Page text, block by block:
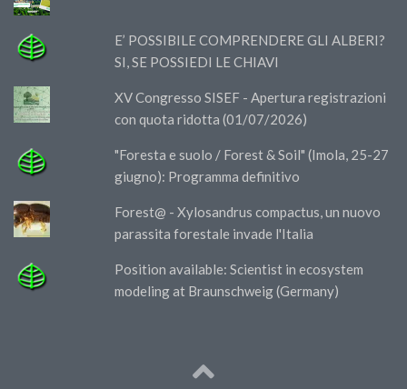
E’ POSSIBILE COMPRENDERE GLI ALBERI?
SI, SE POSSIEDI LE CHIAVI
XV Congresso SISEF - Apertura registrazioni
con quota ridotta (01/07/2026)
"Foresta e suolo / Forest & Soil" (Imola, 25-27
giugno): Programma definitivo
Forest@ - Xylosandrus compactus, un nuovo
parassita forestale invade l'Italia
Position available: Scientist in ecosystem
modeling at Braunschweig (Germany)